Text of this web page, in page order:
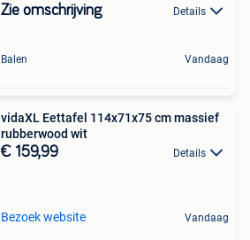
Zie omschrijving Details
Balen Vandaag
vidaXL Eettafel 114x71x75 cm massief
rubberwood wit
€ 159,99 Details
Bezoek website Vandaag